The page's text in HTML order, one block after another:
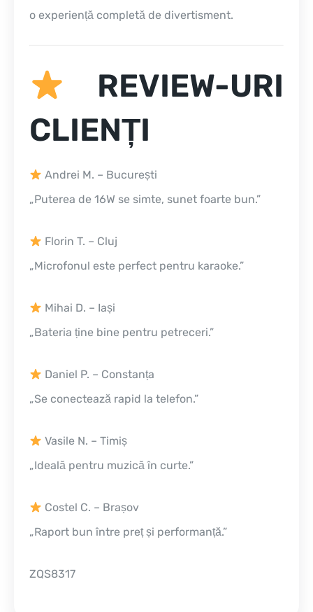
o experiență completă de divertisment.
REVIEW-URI
CLIENȚI
Andrei M. – București
„Puterea de 16W se simte, sunet foarte bun.”
Florin T. – Cluj
„Microfonul este perfect pentru karaoke.”
Mihai D. – Iași
„Bateria ține bine pentru petreceri.”
Daniel P. – Constanța
„Se conectează rapid la telefon.”
Vasile N. – Timiș
„Ideală pentru muzică în curte.”
Costel C. – Brașov
„Raport bun între preț și performanță.”
ZQS8317